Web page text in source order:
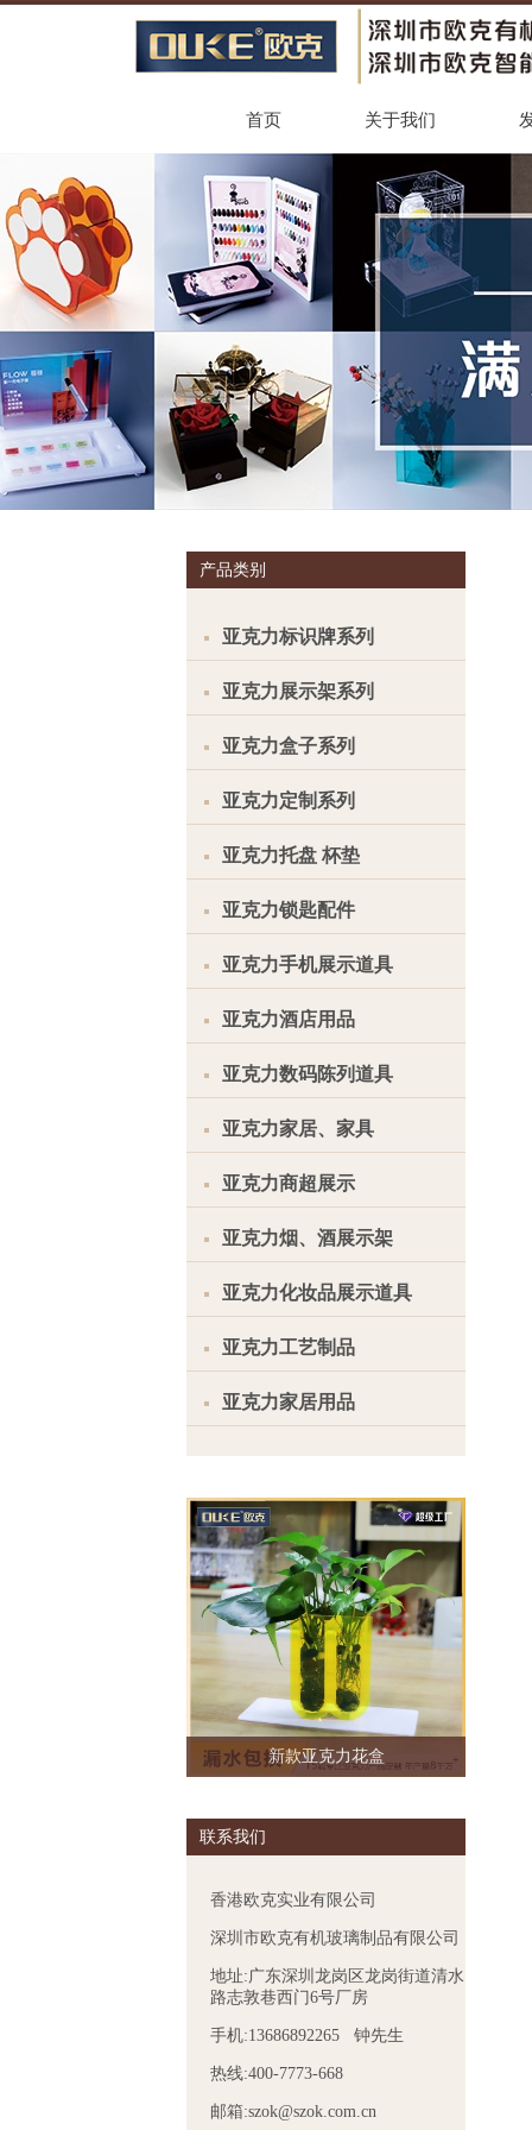
首页 关于我们
产品类别
亚克力标识牌系列
亚克力展示架系列
亚克力盒子系列
亚克力定制系列
亚克力托盘 杯垫
亚克力锁匙配件
亚克力手机展示道具
亚克力酒店用品
亚克力数码陈列道具
亚克力家居、家具
亚克力商超展示
亚克力烟、酒展示架
亚克力化妆品展示道具
亚克力工艺制品
亚克力家居用品
新款亚克力花盒
联系我们
香港欧克实业有限公司
深圳市欧克有机玻璃制品有限公司
地址:广东深圳龙岗区龙岗街道清水
路志敦巷西门6号厂房
手机:13686892265 钟先生
热线:400-7773-668
邮箱:szok@szok.com.cn